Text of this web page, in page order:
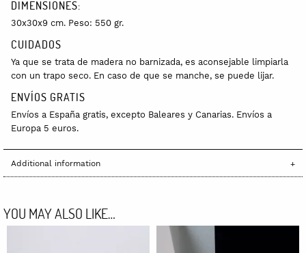
DIMENSIONES:
30x30x9 cm. Peso: 550 gr.
CUIDADOS
Ya que se trata de madera no barnizada, es aconsejable limpiarla
con un trapo seco. En caso de que se manche, se puede lijar.
ENVÍOS GRATIS
Envíos a España gratis, excepto Baleares y Canarias. Envíos a
Europa 5 euros.
Additional information
YOU MAY ALSO LIKE…